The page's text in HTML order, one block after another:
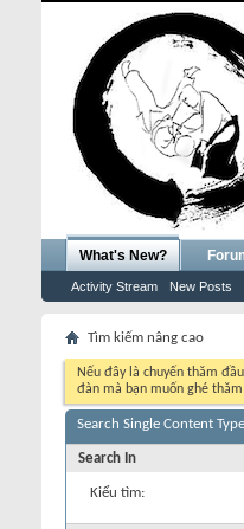
What's New?
Activity Stream New Posts
Tìm kiếm nâng cao
Nếu đây là chuyến thăm
đàn mà bạn muốn ghé
Search Single Content Type
Search In
Kiểu tìm: